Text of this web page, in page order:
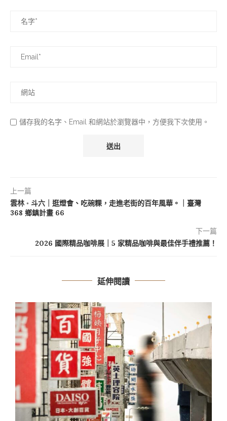
儲存我的名字、Email 和網站於瀏覽器中，方便我下次使用。
上一篇
雲林 ◦ 斗六｜逛燈會、吃碗粿，走進老街的百年風華。｜臺灣
368 鄉鎮計畫 66
下一篇
2026 國際精品咖啡展｜5 家精品咖啡與最佳伴手禮推薦！
延伸閱讀